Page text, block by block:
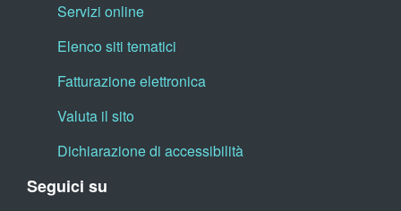
Servizi online
Elenco siti tematici
Fatturazione elettronica
Valuta il sito
Dichiarazione di accessibilità
Seguici su